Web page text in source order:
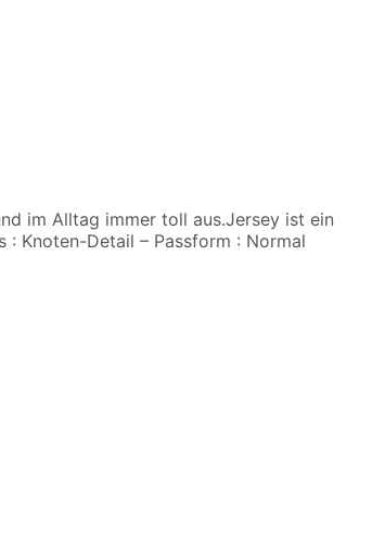
im Alltag immer toll aus.Jersey ist ein
: Knoten-Detail – Passform : Normal